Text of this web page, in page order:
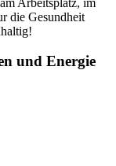
die Gesundheit
und Energie